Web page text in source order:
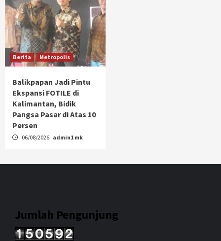
Berita Metropolis
Balikpapan Jadi Pintu
Ekspansi FOTILE di
Kalimantan, Bidik
Pangsa Pasar di Atas 10
Persen
06/08/2026 admin1 mk
Jumlah Pengunjung